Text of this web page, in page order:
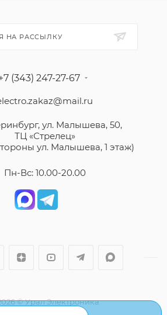
НА РАССЫЛКУ
(343) 247-27-67
ул. Малышева, 50,
ТЦ «Стрелец»
ул. Малышева, 1 этаж)
Пн-Вс: 10.00-20.00
© Урал Электроника